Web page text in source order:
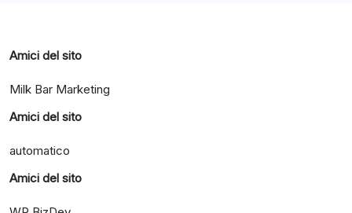
Amici del sito
Milk Bar Marketing
Amici del sito
automatico
Amici del sito